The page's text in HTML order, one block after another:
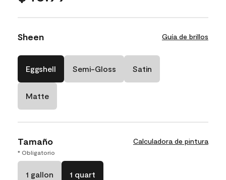
Sheen Guía de brillos
Eggshell Semi-Gloss Satin
Matte
Tamaño Calculadora de pintura
* Obligatorio
1 gallon 1 quart